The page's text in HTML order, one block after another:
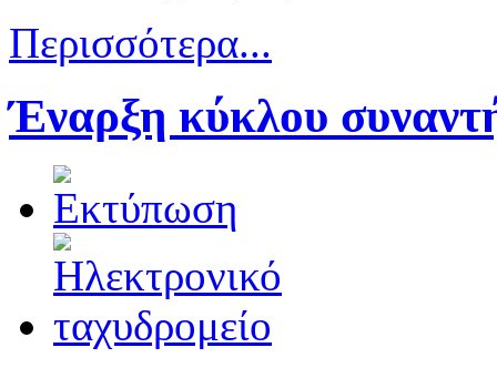
Περισσότερα...
Έναρξη κύκλου